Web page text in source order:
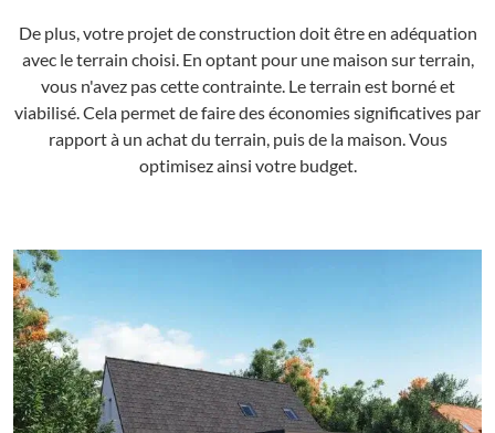
De plus, votre projet de construction doit être en adéquation
avec le terrain choisi. En optant pour une maison sur terrain,
vous n'avez pas cette contrainte. Le terrain est borné et
viabilisé. Cela permet de faire des économies significatives par
rapport à un achat du terrain, puis de la maison. Vous
optimisez ainsi votre budget.